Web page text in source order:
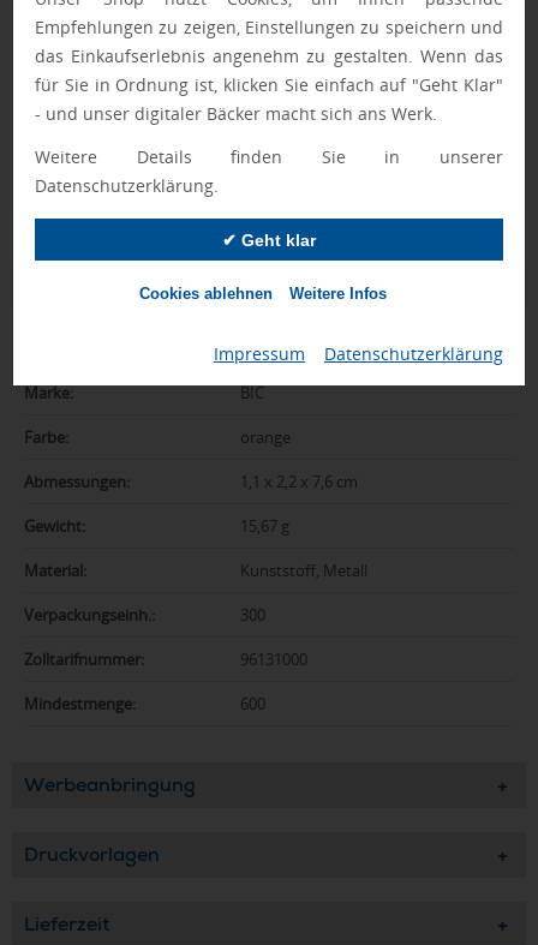
Empfehlungen zu zeigen, Einstellungen zu speichern und
das Einkaufserlebnis angenehm zu gestalten. Wenn das
für Sie in Ordnung ist, klicken Sie einfach auf "Geht Klar"
- und unser digitaler Bäcker macht sich ans Werk.
Weitere Details finden Sie in unserer
Datenschutzerklärung.
✔ Geht klar
Cookies ablehnen Weitere Infos
Impressum Datenschutzerklärung
Geprüft von Ewa
Nur Produkte, die unseren
Qualitätscheck
bestehen,
schaffen es in den Shop.Mehr erfahren
Ewa Engel,
Zusatzinformation
039-3460002340-10
Marke: BIC
Farbe: orange
Abmessungen: 1,1 x 2,2 x 7,6 cm
Gewicht: 15,67 g
Material: Kunststoff, Metall
Verpackungseinh.: 300
Zolltarifnummer: 96131000
Mindestmenge: 600
Werbeanbringung
Druckvorlagen
Lieferzeit